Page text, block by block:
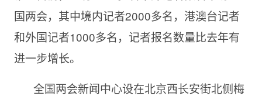
国两会，其中境内记者2000多名，港澳台记者
和外国记者1000多名，记者报名数量比去年有
进一步增长。
全国两会新闻中心设在北京西长安街北侧梅